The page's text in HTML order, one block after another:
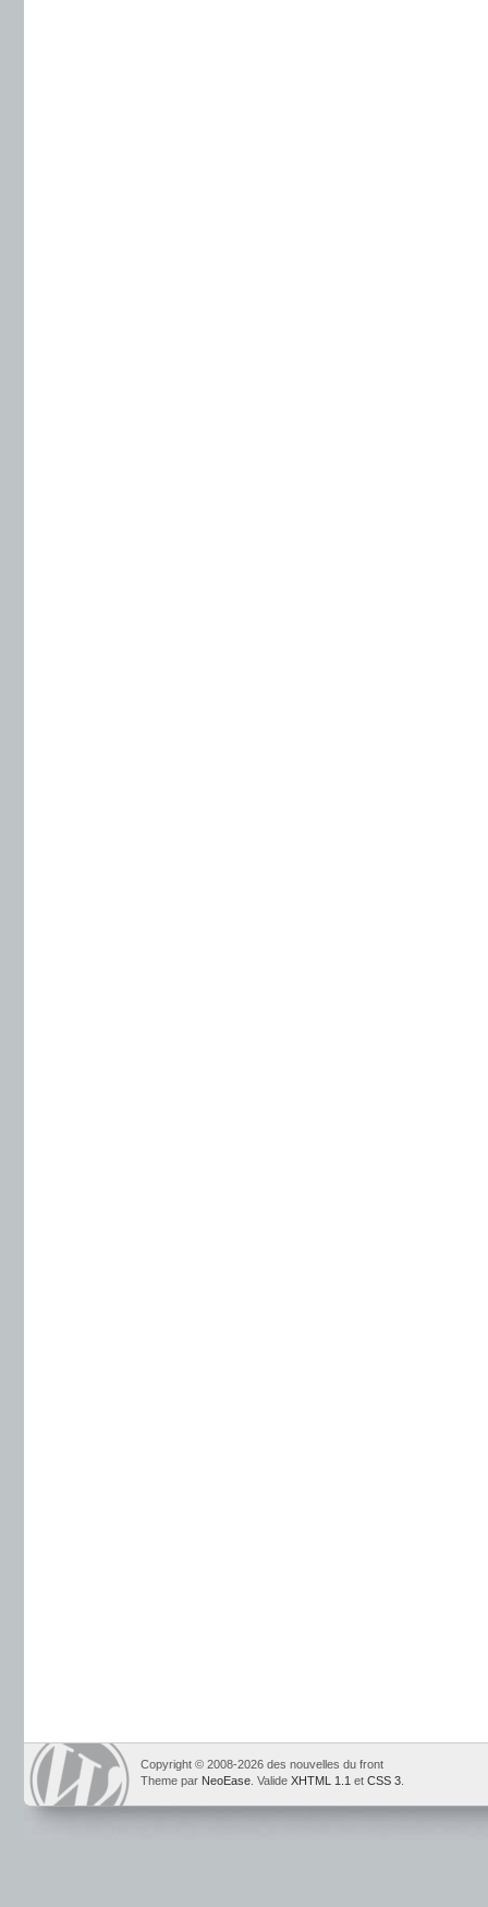
Copyright © 2008-2026 des nouvelles du front
Theme par NeoEase . Valide XHTML 1.1 et CSS 3